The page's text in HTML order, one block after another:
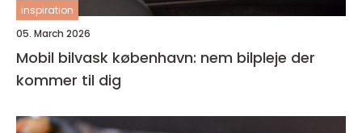
inspiration
05. March 2026
Mobil bilvask københavn: nem bilpleje der
kommer til dig